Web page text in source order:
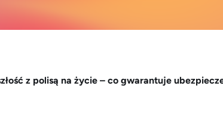
z polisą na życie – co gwarantuje